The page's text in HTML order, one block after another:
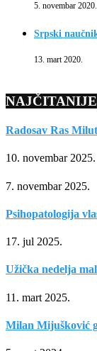
5. novembar 2020.
Srpski
13. mart 2020.
NAJČITANIJE
Radosav Ras
10. novembar 2025.
7. novembar 2025.
Psihopatologija
17. jul 2025.
Užička nedelja
11. mart 2025.
Milan Mijušković